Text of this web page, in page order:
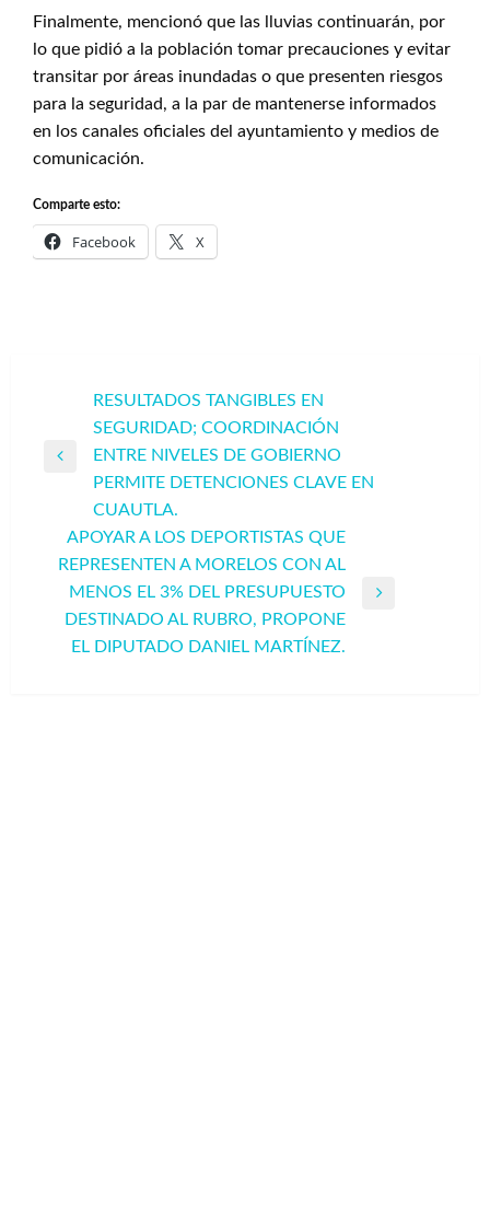
Finalmente, mencionó que las lluvias continuarán, por
lo que pidió a la población tomar precauciones y evitar
transitar por áreas inundadas o que presenten riesgos
para la seguridad, a la par de mantenerse informados
en los canales oficiales del ayuntamiento y medios de
comunicación.
Comparte esto:
Facebook X
Navegación
entradas
RESULTADOS TANGIBLES EN
SEGURIDAD; COORDINACIÓN
ENTRE NIVELES DE GOBIERNO
PERMITE DETENCIONES CLAVE EN
CUAUTLA.
APOYAR A LOS DEPORTISTAS QUE
REPRESENTEN A MORELOS CON AL
MENOS EL 3% DEL PRESUPUESTO
DESTINADO AL RUBRO, PROPONE
EL DIPUTADO DANIEL MARTÍNEZ.